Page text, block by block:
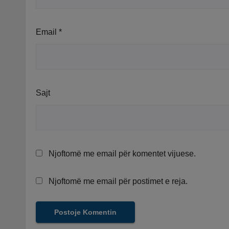
Email *
Sajt
Njoftomë me email për komentet vijuese.
Njoftomë me email për postimet e reja.